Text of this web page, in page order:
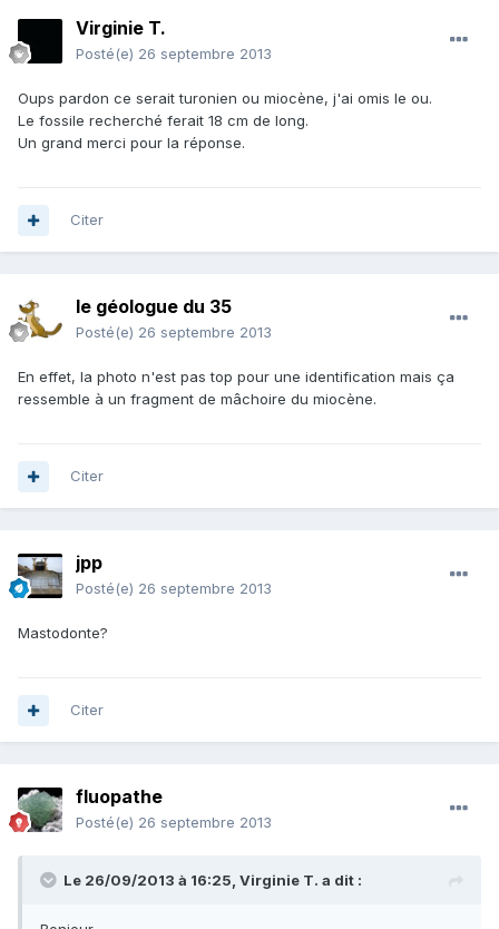
Virginie T.
Posté(e) 26 septembre 2013
Oups pardon ce serait turonien ou miocène, j'ai omis le ou.
Le fossile recherché ferait 18 cm de long.
Un grand merci pour la réponse.
Citer
le géologue du 35
Posté(e) 26 septembre 2013
En effet, la photo n'est pas top pour une identification mais ça
ressemble à un fragment de mâchoire du miocène.
Citer
jpp
Posté(e) 26 septembre 2013
Mastodonte?
Citer
fluopathe
Posté(e) 26 septembre 2013
Le 26/09/2013 à 16:25, Virginie T. a dit :